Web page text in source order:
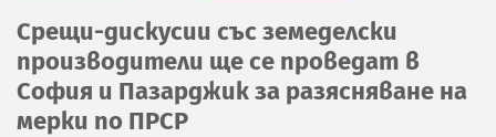
Срещи-дискусии със земеделски
производители ще се проведат в
София и Пазарджик за разясняване на
мерки по ПРСР